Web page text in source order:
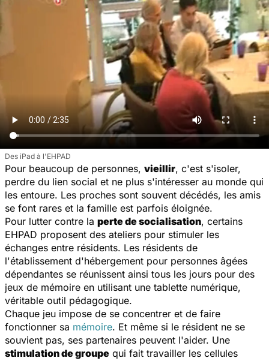
Des iPad à l'EHPAD
Pour beaucoup de personnes, vieillir, c'est s'isoler,
perdre du lien social et ne plus s'intéresser au monde qui
les entoure. Les proches sont souvent décédés, les amis
se font rares et la famille est parfois éloignée.
Pour lutter contre la perte de socialisation, certains
EHPAD proposent des ateliers pour stimuler les
échanges entre résidents. Les résidents de
l'établissement d'hébergement pour personnes âgées
dépendantes se réunissent ainsi tous les jours pour des
jeux de mémoire en utilisant une tablette numérique,
véritable outil pédagogique.
Chaque jeu impose de se concentrer et de faire
fonctionner sa mémoire. Et même si le résident ne se
souvient pas, ses partenaires peuvent l'aider. Une
stimulation de groupe qui fait travailler les cellules